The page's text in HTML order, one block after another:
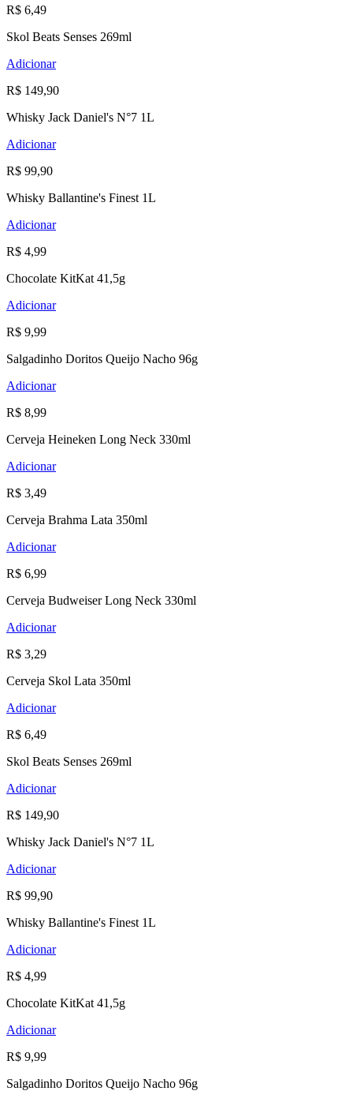
R$ 6,49
Skol Beats Senses 269ml
Adicionar
R$ 149,90
Whisky Jack Daniel's N°7 1L
Adicionar
R$ 99,90
Whisky Ballantine's Finest 1L
Adicionar
R$ 4,99
Chocolate KitKat 41,5g
Adicionar
R$ 9,99
Salgadinho Doritos Queijo Nacho 96g
Adicionar
R$ 8,99
Cerveja Heineken Long Neck 330ml
Adicionar
R$ 3,49
Cerveja Brahma Lata 350ml
Adicionar
R$ 6,99
Cerveja Budweiser Long Neck 330ml
Adicionar
R$ 3,29
Cerveja Skol Lata 350ml
Adicionar
R$ 6,49
Skol Beats Senses 269ml
Adicionar
R$ 149,90
Whisky Jack Daniel's N°7 1L
Adicionar
R$ 99,90
Whisky Ballantine's Finest 1L
Adicionar
R$ 4,99
Chocolate KitKat 41,5g
Adicionar
R$ 9,99
Salgadinho Doritos Queijo Nacho 96g